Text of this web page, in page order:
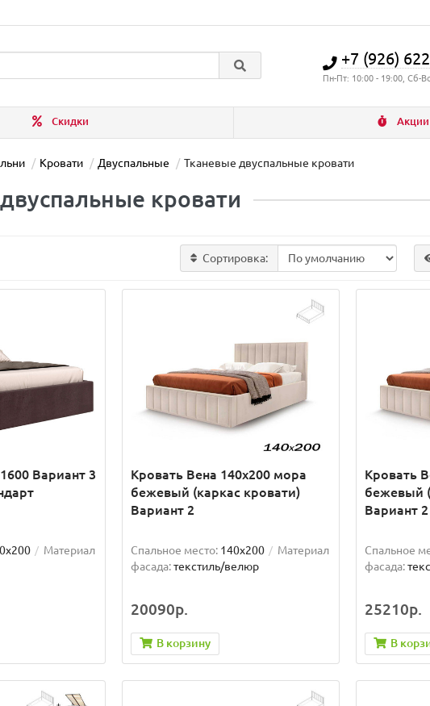
+7 (926)
Пн-Пт: 10:00 - 19:00, Сб-
Скидки Акции
Кровати Двуспальные Тканевые двуспальные кровати
кровати
Сортировка:
Вариант 3
Материал
Кровать Вена 140х200 мора
бежевый (каркас кровати)
Вариант 2
Спальное место: 140x200
Материал
фасада:текстиль/велюр
20090р.
В корзину
Кровать
бежевый
Вариант 2
Спальное
фасада:
25210р.
В